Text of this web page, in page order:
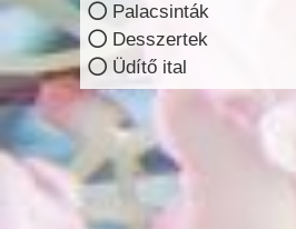
Palacsinták
Desszertek
Üdítő ital